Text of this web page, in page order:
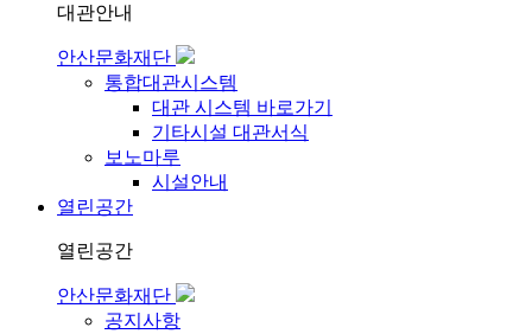
대관안내
안산문화재단
통합대관시스템
대관 시스템 바로가기
기타시설 대관서식
보노마루
시설안내
열린공간
열린공간
안산문화재단
공지사항